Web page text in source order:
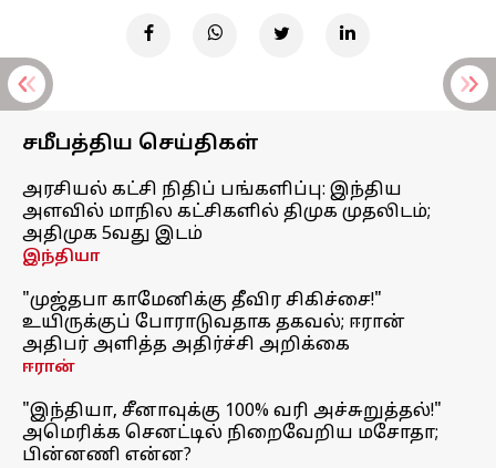
சமீபத்திய செய்திகள்
அரசியல் கட்சி நிதிப் பங்களிப்பு: இந்திய
அளவில் மாநில கட்சிகளில் திமுக முதலிடம்;
அதிமுக 5வது இடம்
இந்தியா
"முஜ்தபா காமேனிக்கு தீவிர சிகிச்சை!"
உயிருக்குப் போராடுவதாக தகவல்; ஈரான்
அதிபர் அளித்த அதிர்ச்சி அறிக்கை
ஈரான்
"இந்தியா, சீனாவுக்கு 100% வரி அச்சுறுத்தல்!"
அமெரிக்க செனட்டில் நிறைவேறிய மசோதா;
பின்னணி என்ன?